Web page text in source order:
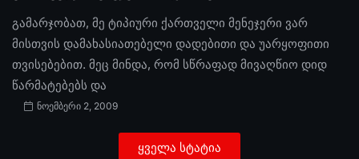
გამარჯობათ, მე ტიპიური ქართველი მენეჯერი ვარ
მისთვის დამახასიათებელი დადებითი და უარყოფითი
თვისებებით. მეც მინდა, რომ სწრაფად მივაღწიო დიდ
წარმატებებს და
ნოემბერი 2, 2009
ყველა სტატია